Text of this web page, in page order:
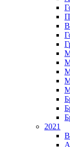
2021